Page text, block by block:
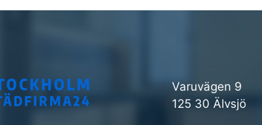
Varuvägen 9
125 30 Älvsjö